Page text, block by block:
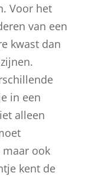
Voor het
van een
kwast dan
in een
alleen
ook
kent de